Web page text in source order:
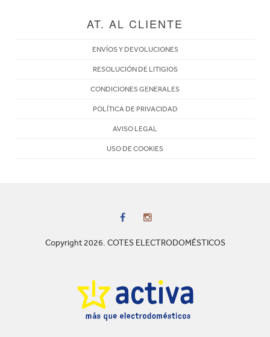
AT. AL CLIENTE
ENVÍOS Y DEVOLUCIONES
RESOLUCIÓN DE LITIGIOS
CONDICIONES GENERALES
POLÍTICA DE PRIVACIDAD
AVISO LEGAL
USO DE COOKIES
Copyright 2026. COTES ELECTRODOMÉSTICOS